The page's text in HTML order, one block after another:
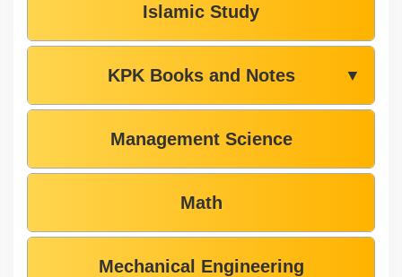
Islamic Study
KPK Books and Notes ▼
Management Science
Math
Mechanical Engineering